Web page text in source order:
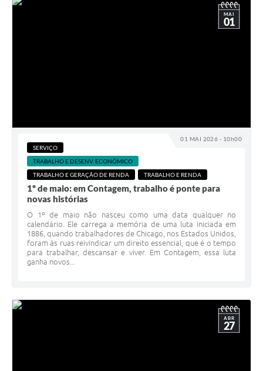
01 MAI 2026 - 10h00
MAI
01
SERVIÇO
TRABALHO E DESENV. ECONÔMICO
TRABALHO E GERAÇÃO DE RENDA
TRABALHO E RENDA
1º de maio: em Contagem, trabalho é ponte para
novas histórias
O 1º de maio não nasceu como uma data qualquer no
calendário. Ele carrega a memória de uma luta iniciada em
1886, quando trabalhadores de Chicago, nos Estados Unidos,
foram às ruas reivindicar um direito essencial, que é o tempo
para trabalhar, descansar e viver. Em Contagem, essa luta
ganha novos...
ABR
27